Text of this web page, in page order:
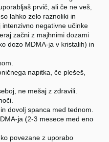
prvič, ali če ne veš,
lahko zelo raznoliki in
negativne učinke
začni z majhnimi dozami
dozo MDMA-ja v kristalih) in
napitka, če plešeš,
ne mešaj z zdravili.
dovolj spanca med tednom.
ja (2-3 mesece med eno
povezane z uporabo